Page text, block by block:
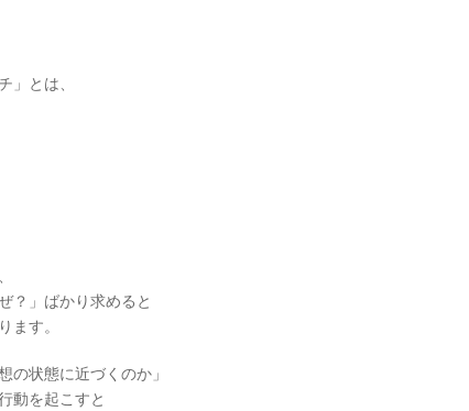
」とは、
？」ばかり求めると
ます。
の状態に近づくのか」
動を起こすと